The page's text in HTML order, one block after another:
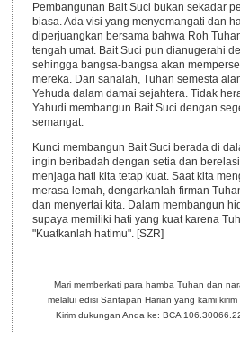
Pembangunan Bait Suci bukan sekadar
biasa. Ada visi yang menyemangati dan
diperjuangkan bersama bahwa Roh
tengah umat. Bait Suci pun dianugerahi
sehingga bangsa-bangsa akan
mereka. Dari sanalah, Tuhan semesta
Yehuda dalam damai sejahtera. Tidak
Yahudi membangun Bait Suci dengan
semangat.
Kunci membangun Bait Suci berada di
ingin beribadah dengan setia dan
menjaga hati kita tetap kuat. Saat kita
merasa lemah, dengarkanlah firman
dan menyertai kita. Dalam membangun
supaya memiliki hati yang kuat karena
"Kuatkanlah hatimu". [SZR]
Mari memberkati para hamba Tuhan dan
melalui edisi Santapan Harian yang kami
Kirim dukungan Anda ke: BCA